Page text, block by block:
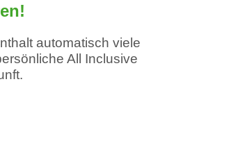
automatisch viele
All Inclusive